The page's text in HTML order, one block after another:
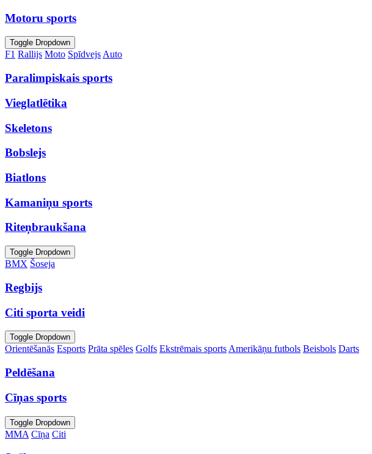
Motoru sports
Toggle Dropdown
F1 Rallijs Moto SpīdvejsAuto
Paralimpiskais sports
Vieglatlētika
Skeletons
Bobslejs
Biatlons
Kamaniņu sports
Riteņbraukšana
Toggle Dropdown
BMX Šoseja
Regbijs
Citi sporta veidi
Toggle Dropdown
Orientēšanās Esports Prāta spēles Golfs Ekstrēmais sports Amerikāņu futbols Beisbols Darts
Peldēšana
Cīņas sports
Toggle Dropdown
MMA Cīņa Citi